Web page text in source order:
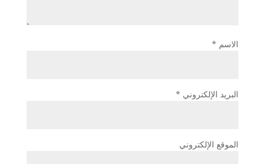
الاسم *
البريد الإلكتروني *
الموقع الإلكتروني